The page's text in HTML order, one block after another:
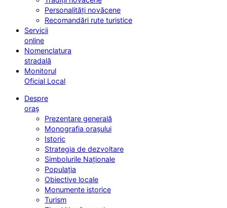
Personalități novăcene
Recomandări rute turistice
Servicii
online
Nomenclatura
stradală
Monitorul
Oficial Local
Despre
oraș
Prezentare generală
Monografia orașului
Istoric
Strategia de dezvoltare
Simbolurile Naționale
Populația
Obiective locale
Monumente istorice
Turism